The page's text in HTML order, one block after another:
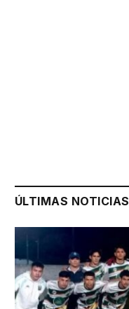
ÚLTIMAS NOTICIAS